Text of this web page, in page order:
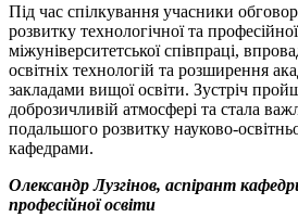
Під час спілкування учасники
розвитку технологічної та
міжуніверситетської співпраці,
освітніх технологій та розширення
закладами вищої освіти. Зустріч
доброзичливій атмосфері та стала
подальшого розвитку науково-
кафедрами.
Олександр Лузгінов, аспірант
професійної освіти